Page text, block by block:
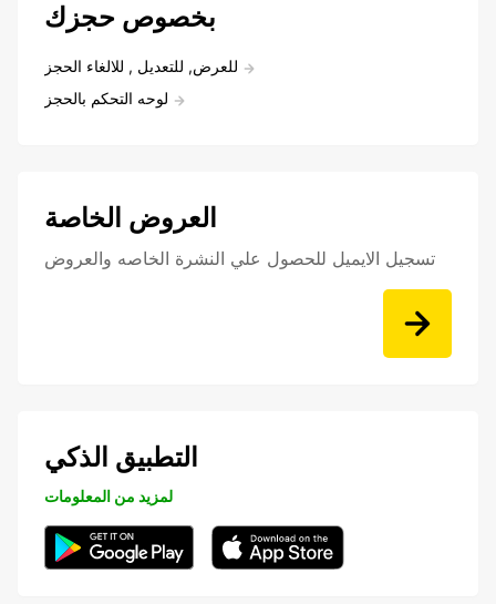
بخصوص حجزك
للعرض, للتعديل , للالغاء الحجز
لوحه التحكم بالحجز
العروض الخاصة
تسجيل الايميل للحصول علي النشرة الخاصه والعروض
التطبيق الذكي
لمزيد من المعلومات